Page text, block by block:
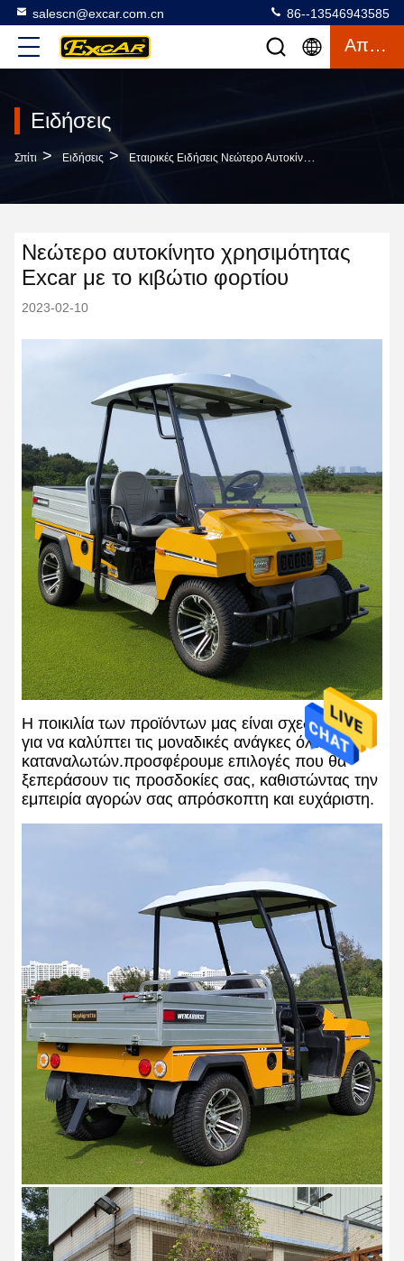
salescn@excar.com.cn 86--13546943585
Απόσπασμα
Ειδήσεις
Σπίτι > Ειδήσεις > Εταιρικές Ειδήσεις Νεώτερο Αυτοκίνητο Χρησιμότητας Excar Με Το Κιβώτιο Φορτίου
Νεώτερο αυτοκίνητο χρησιμότητας
Excar με το κιβώτιο φορτίου
2023-02-10
Η ποικιλία των προϊόντων μας είναι σχεδιασμένη
για να καλύπτει τις μοναδικές ανάγκες όλων των
καταναλωτών.προσφέρουμε επιλογές που θα
ξεπεράσουν τις προσδοκίες σας, καθιστώντας την
εμπειρία αγορών σας απρόσκοπτη και ευχάριστη.